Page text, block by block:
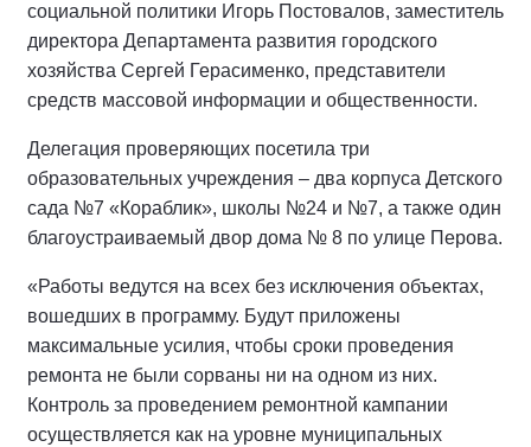
социальной политики Игорь Постовалов, заместитель
директора Департамента развития городского
хозяйства Сергей Герасименко, представители
средств массовой информации и общественности.
Делегация проверяющих посетила три
образовательных учреждения – два корпуса Детского
сада №7 «Кораблик», школы №24 и №7, а также один
благоустраиваемый двор дома № 8 по улице Перова.
«Работы ведутся на всех без исключения объектах,
вошедших в программу. Будут приложены
максимальные усилия, чтобы сроки проведения
ремонта не были сорваны ни на одном из них.
Контроль за проведением ремонтной кампании
осуществляется как на уровне муниципальных